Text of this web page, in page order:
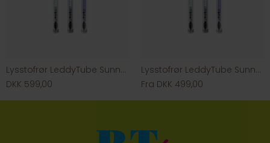
Lysstofrør LeddyTube Sunny D&N J
DKK 599,00
Lysstofrør LeddyTube Sunny D&N 2.0
Fra DKK 499,00